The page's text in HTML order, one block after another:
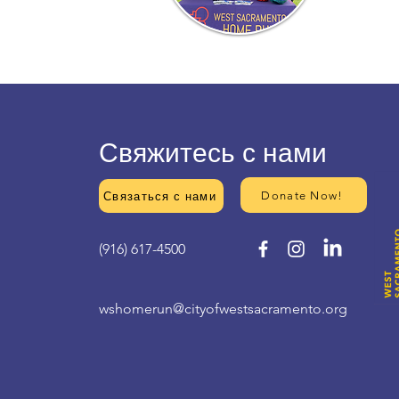
Свяжитесь с нами
(916) 617-4500
Связаться с нами Donate Now!
wshomerun@cityofwestsacramento.org